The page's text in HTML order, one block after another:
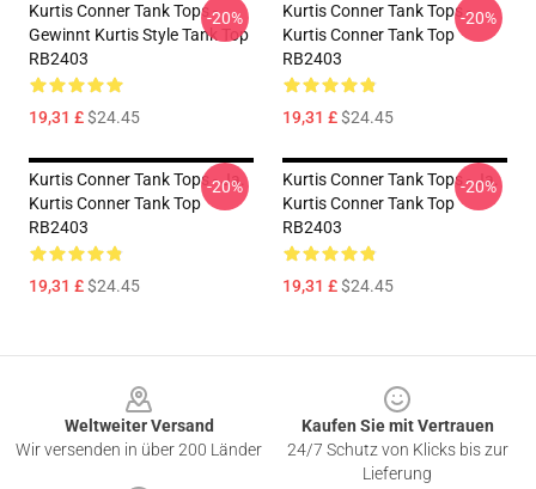
Kurtis Conner Tank Tops -
Gewinnt Kurtis Style Tank Top
RB2403
19,31 £$24.45
-20%
Kurtis Conner Tank Tops -
Kurtis Conner Tank Top
RB2403
19,31 £$24.45
-20%
Kurtis Conner Tank Tops - Ja.
Kurtis Conner Tank Top
RB2403
19,31 £$24.45
-20%
Kurtis Conner Tank Tops - Ja.
Kurtis Conner Tank Top
RB2403
19,31 £$24.45
-20%
Weltweiter Versand
Wir versenden in über 200 Länder
Kaufen Sie mit Vertrauen
24/7 Schutz von Klicks bis zur
Lieferung